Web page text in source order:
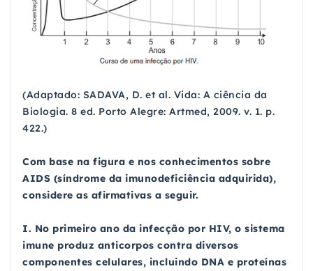
(Adaptado: SADAVA, D. et al. Vida: A ciência da
Biologia. 8 ed. Porto Alegre: Artmed, 2009. v. 1. p.
422.)
Com base na figura e nos conhecimentos sobre
AIDS (síndrome da imunodeficiência adquirida),
considere as afirmativas a seguir.
I. No primeiro ano da infecção por HIV, o sistema
imune produz anticorpos contra diversos
componentes celulares, incluindo DNA e proteínas